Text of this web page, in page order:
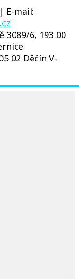
E-mail:
3089/6, 193 00
02 Děčín V-